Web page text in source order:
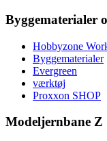
Byggematerialer
Hobbyzone
Byggematerialer
Evergreen
værktøj
Proxxon SHOP
Modeljernbane Z